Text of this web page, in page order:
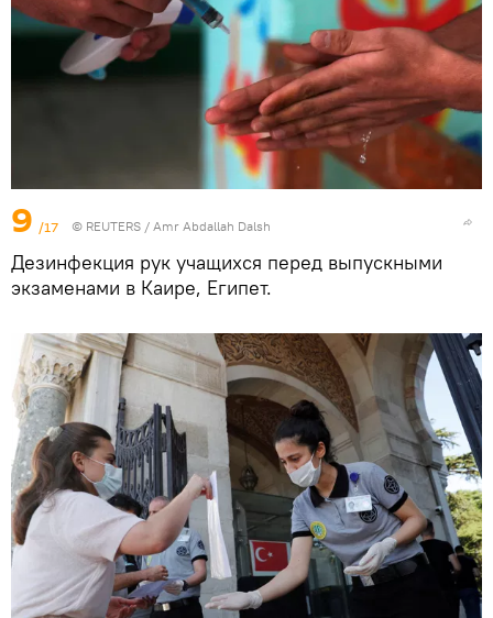
9 /17 © REUTERS / Amr Abdallah Dalsh
Дезинфекция рук учащихся перед выпускными
экзаменами в Каире, Египет.